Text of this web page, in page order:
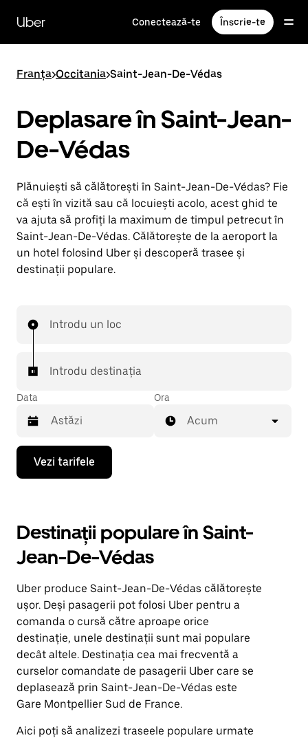
direct
conținutul
principal
Uber Conectează-te Înscrie-te
Franța>Occitania>Saint-Jean-De-Védas
Deplasare în Saint-Jean-
De-Védas
Plănuiești să călătorești în Saint-Jean-De-Védas? Fie
că ești în vizită sau că locuiești acolo, acest ghid te
va ajuta să profiți la maximum de timpul petrecut în
Saint-Jean-De-Védas. Călătorește de la aeroport la
un hotel folosind Uber și descoperă trasee și
destinații populare.
Introdu un loc
Introdu destinația
Data
Pentru
deschide
selecta
o
dată,
apasă
tasta
cu
săgeata
îndreptată
în
jos.
Închide
calendarul
apăsând
pe
Escape.
Ora
Acum
Vezi tarifele
Destinații populare în Saint-
Jean-De-Védas
Uber produce Saint-Jean-De-Védas călătorește
ușor. Deși pasagerii pot folosi Uber pentru a
comanda o cursă către aproape orice
destinație, unele destinații sunt mai populare
decât altele. Destinația cea mai frecventă a
curselor comandate de pasagerii Uber care se
deplasează prin Saint-Jean-De-Védas este
Gare Montpellier Sud de France.
Aici poți să analizezi traseele populare urmate